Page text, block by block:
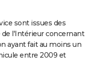
sont issues des
l'Intérieur concernant
ayant fait au moins un
entre 2009 et